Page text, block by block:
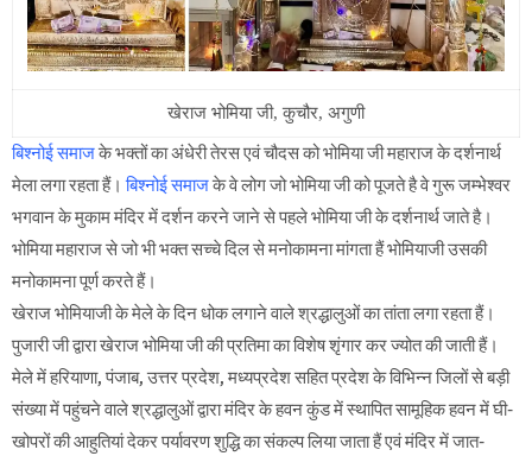
खेराज भोमिया जी, कुचौर, अगुणी
बिश्नोई समाजके भक्तों का अंधेरी तेरस एवं चौदस को भोमिया जी महाराज के दर्शनार्थ
मेला लगा रहता हैं।बिश्नोई समाजके वे लोग जो भोमिया जी को पूजते है वे गुरू जम्भेश्वर
भगवान के मुकाम मंदिर में दर्शन करने जाने से पहले भोमिया जी के दर्शनार्थ जाते है।
भोमिया महाराज से जो भी भक्त सच्चे दिल से मनोकामना मांगता हैं भोमियाजी उसकी
मनोकामना पूर्ण करते हैं।
खेराज भोमियाजी के मेले के दिन धोक लगाने वाले श्रद्धालुओं का तांता लगा रहता हैं।
पुजारी जी द्वारा खेराज भोमिया जी की प्रतिमा का विशेष शृंगार कर ज्योत की जाती हैं।
मेले में हरियाणा, पंजाब, उत्तर प्रदेश, मध्यप्रदेश सहित प्रदेश के विभिन्न जिलों से बड़ी
संख्या में पहुंचने वाले श्रद्धालुओं द्वारा मंदिर के हवन कुंड में स्थापित सामूहिक हवन में घी-
खोपरों की आहुतियां देकर पर्यावरण शुद्धि का संकल्प लिया जाता हैं एवं मंदिर में जात-